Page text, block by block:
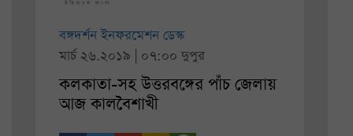
বঙ্গদর্শন ইনফরমেশন ডেস্ক
মার্চ ২৬.২০১৯ | ০৭:০০ দুপুর
কলকাতা-সহ উত্তরবঙ্গের পাঁচ জেলায়
আজ কালবৈশাখী